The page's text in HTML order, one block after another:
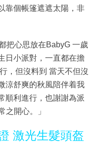
靠個帳篷遮遮太陽，非
把心思放在BabyG 一歲
日小派對，一直都在擔
，但沒料到 當天不但沒
涼舒爽的秋風陪伴着我
順利進行，也謝謝為派
之開心。」
激光生髮頭盔